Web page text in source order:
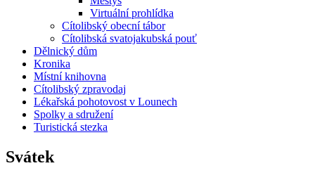
Virtuální prohlídka
Cítolibský obecní tábor
Cítolibská svatojakubská pouť
Dělnický dům
Kronika
Místní knihovna
Cítolibský zpravodaj
Lékařská pohotovost v Lounech
Spolky a sdružení
Turistická stezka
Svátek